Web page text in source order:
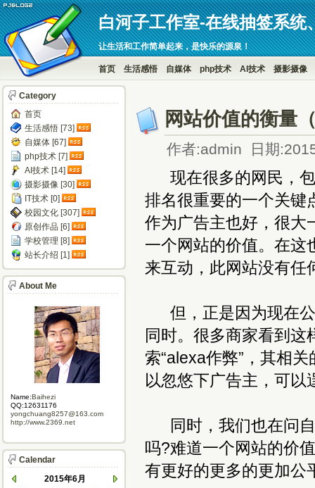
白河子工作室-在线抽签系统
让生活和工作简单起来，是快乐的源泉！
首页 生活感悟 自媒体 php技术 AI技术 摄影摄像
网站价值的衡量
作者:admin 日期
现在很多的网民，包
排名很重要的一个关键
作为广告主也好，很大
一个网站的价值。在这
来互动，此网站没有任
但，正是因为现在公
同时。很多商家看到这
索“alexa作弊”，其相
以忽悠下广告主，可
同时，我们也在问自
吗?难道一个网站的价
有更好的更多的更加公
Category
首页
生活感悟 [73]
自媒体 [67]
php技术 [7]
AI技术 [14]
摄影摄像 [30]
IT技术 [0]
校园文化 [307]
原创作品 [6]
学校管理 [8]
站长介绍 [1]
About Me
Name:Baihezi
QQ:12631176
yongchuang8257@163.com
http://www.2369.net
Calendar
2015年6月